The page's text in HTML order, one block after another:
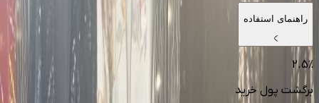
راهنمای استفاده
2.5٪
برگشت پول خرید